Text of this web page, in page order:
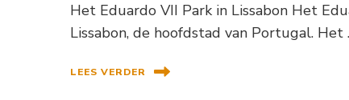
Het Eduardo VII Park in Lissabon Het
Lissabon, de hoofdstad van Portugal. Het
LEES VERDER